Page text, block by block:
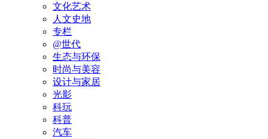
文化艺术
人文史地
专栏
@世代
生态与环保
时尚与美容
设计与家居
光影
科玩
科普
汽车